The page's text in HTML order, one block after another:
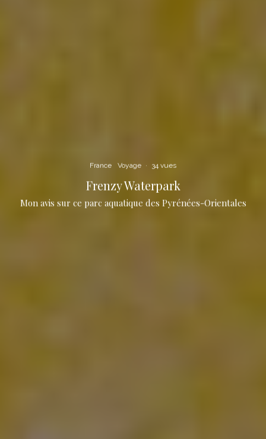
France Voyage · 34 vues
Frenzy Waterpark
Mon avis sur ce parc aquatique des Pyrénées-Orientales